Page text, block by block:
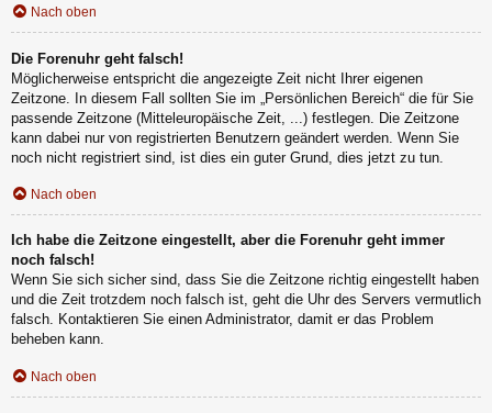
Nach oben
Die Forenuhr geht falsch!
Möglicherweise entspricht die angezeigte Zeit nicht Ihrer eigenen
Zeitzone. In diesem Fall sollten Sie im „Persönlichen Bereich“ die für Sie
passende Zeitzone (Mitteleuropäische Zeit, ...) festlegen. Die Zeitzone
kann dabei nur von registrierten Benutzern geändert werden. Wenn Sie
noch nicht registriert sind, ist dies ein guter Grund, dies jetzt zu tun.
Nach oben
Ich habe die Zeitzone eingestellt, aber die Forenuhr geht immer
noch falsch!
Wenn Sie sich sicher sind, dass Sie die Zeitzone richtig eingestellt haben
und die Zeit trotzdem noch falsch ist, geht die Uhr des Servers vermutlich
falsch. Kontaktieren Sie einen Administrator, damit er das Problem
beheben kann.
Nach oben